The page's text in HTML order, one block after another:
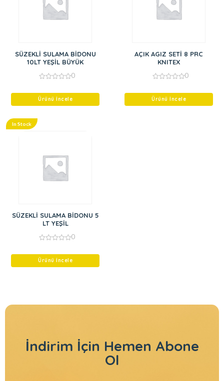
SÜZEKLİ SULAMA BİDONU
10LT YEŞİL BÜYÜK
of
0
Ürünü İncele
AÇIK AGIZ SETİ 8 PRC
KNITEX
of
0
Ürünü İncele
In Stock
SÜZEKLİ SULAMA BİDONU 5
LT YEŞİL
of
0
Ürünü İncele
İndirim İçin Hemen Abone
Ol